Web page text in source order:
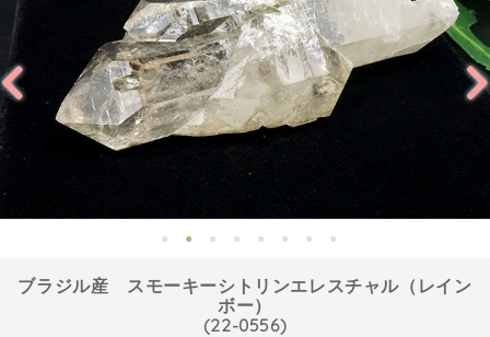
ブラジル産 スモーキーシトリンエレスチャル（レイン
ボー）
(22-0556)